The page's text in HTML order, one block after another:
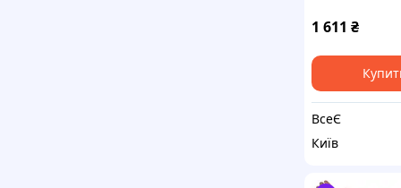
передпліччя,
стрільба,
грілки для
Колір 1 x
1 611 ₴
ВсеЄ
Київ